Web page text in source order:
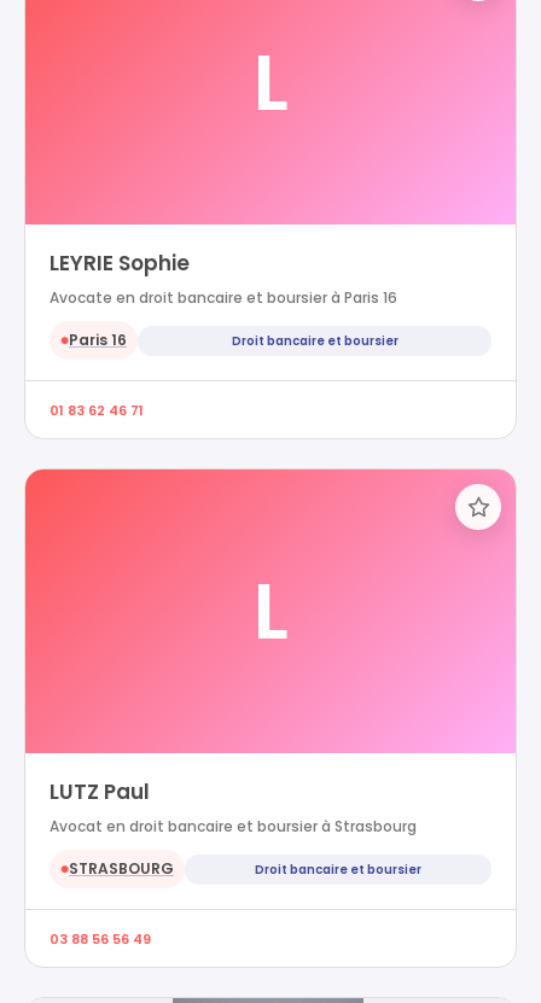
L
LEYRIE Sophie
Avocate en droit bancaire et boursier à Paris 16
●Paris 16 Droit bancaire et boursier
01 83 62 46 71
L
LUTZ Paul
Avocat en droit bancaire et boursier à Strasbourg
●STRASBOURG Droit bancaire et boursier
03 88 56 56 49